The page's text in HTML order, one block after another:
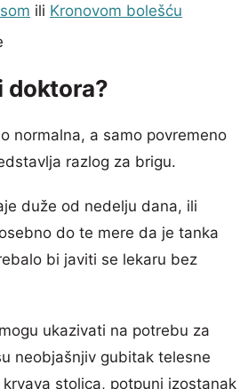
ili Kronovom bolešću
doktora?
normalna, a samo povremeno
razlog za brigu.
duže od nedelju dana, ili
do te mere da je tanka
bi javiti se lekaru bez
ukazivati na potrebu za
neobjašnjiv gubitak telesne
stolica, potpuni izostanak